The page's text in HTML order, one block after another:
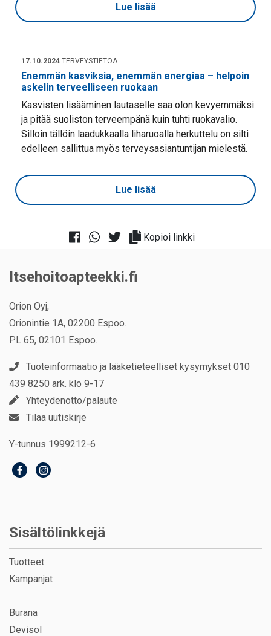
Lue lisää
17.10.2024 TERVEYSTIETOA
Enemmän kasviksia, enemmän energiaa – helpoin
askelin terveelliseen ruokaan
Kasvisten lisääminen lautaselle saa olon kevyemmäksi
ja pitää suoliston terveempänä kuin tuhti ruokavalio.
Silloin tällöin laadukkaalla liharuoalla herkuttelu on silti
edelleen sallittua myös terveysasiantuntijan mielestä.
Lue lisää
Kopioi linkki
Itsehoitoapteekki.fi
Orion Oyj,
Orionintie 1A, 02200 Espoo.
PL 65, 02101 Espoo.
Tuoteinformaatio ja lääketieteelliset kysymykset 010
439 8250 ark. klo 9-17
Yhteydenotto/palaute
Tilaa uutiskirje
Y-tunnus 1999212-6
Sisältölinkkejä
Tuotteet
Kampanjat
Burana
Devisol